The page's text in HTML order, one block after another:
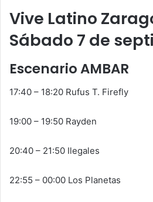
Vive Latino
Sábado 7 de
Escenario AMBAR
17:40 – 18:20 Rufus T. Firefly
19:00 – 19:50 Rayden
20:40 – 21:50 Ilegales
22:55 – 00:00 Los Planetas